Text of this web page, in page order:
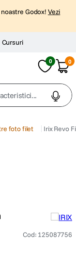
Godox! Vezi
Cursuri
0 0
foto filet Irix Revo
Cod: 125087756